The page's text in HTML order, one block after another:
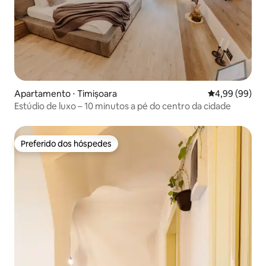
Apartamento ⋅ Timișoara 4,99 de uma
4,99 (99)
Estúdio de luxo – 10 minutos a pé do centro da cidade
Preferido dos hóspedes
Preferido dos hóspedes